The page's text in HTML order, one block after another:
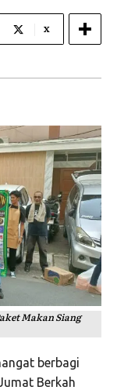
X
Makan Siang
berbagi
Berkah